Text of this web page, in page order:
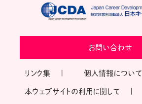
お問い合わせ
リンク集 個人情報について
本ウェブサイトの利用に関して